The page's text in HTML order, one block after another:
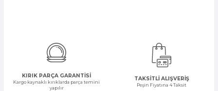
KIRIK PARÇA GARANTİSİ
Kargo kaynaklı kırıklarda parça temini
yapılır
TAKSİTLİ ALIŞVERİŞ
Peşin Fiyatına 4 Taksit